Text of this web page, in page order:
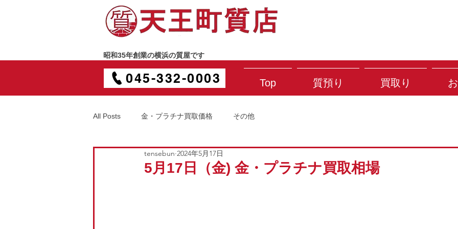
昭和35年創業の横浜の質屋です
045-332-0003 Top 質預り 買取り
All Posts 金・プラチナ買取価格 その他
5月17日（金) 金・プラチナ買取相場
tensebun 2024年5月17日